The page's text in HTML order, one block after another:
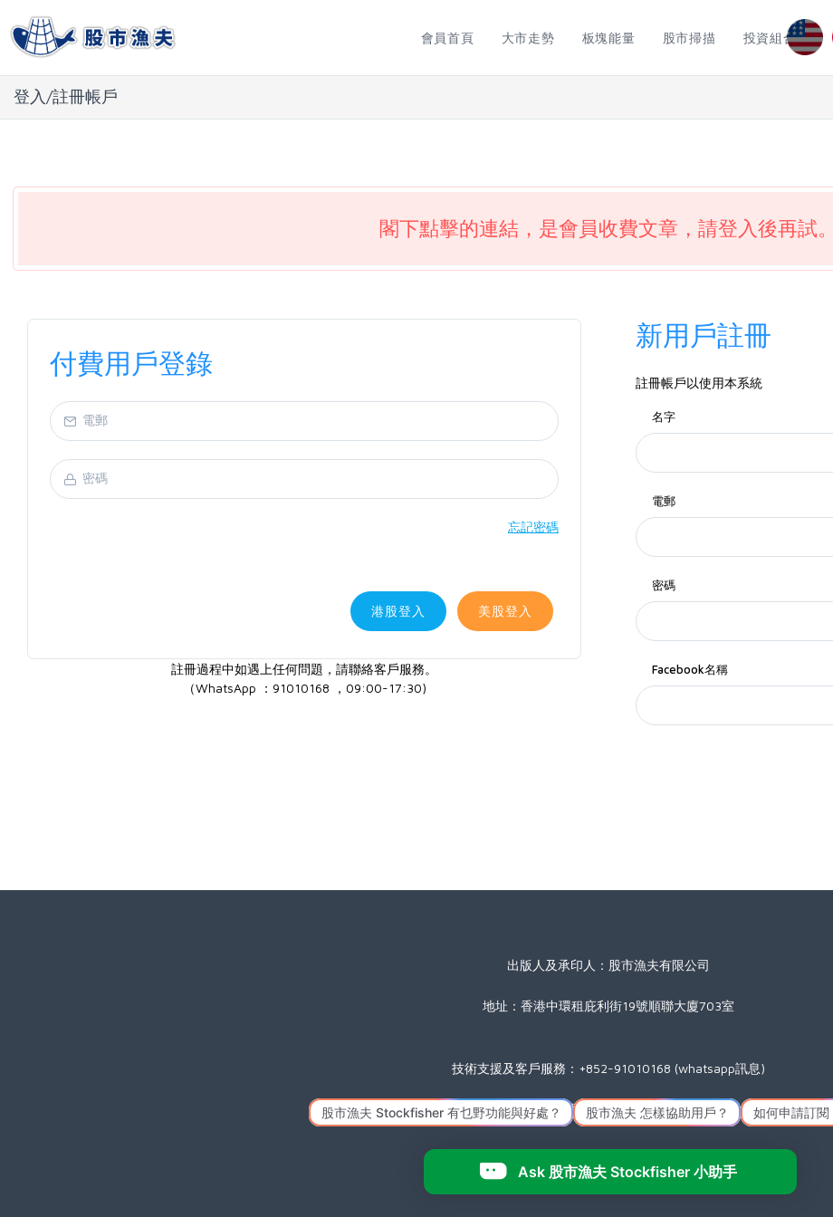
會員首頁 大市走勢 板塊能量 股市掃描 投資組合
登入/註冊帳戶
閣下點擊的連結，是會員收費文章，請登入後再試。
付費用戶登錄
忘記密碼
港股登入 美股登入
註冊過程中如遇上任何問題，請聯絡客戶服務。
（WhatsApp ：91010168 ，09:00-17:30)
新用戶註冊
註冊帳戶以使用本系統
名字
電郵
密碼
Facebook名稱
出版人及承印人：股市漁夫有限公司
地址：香港中環租庇利街19號順聯大廈703室
技術支援及客戶服務：+852-91010168 (whatsapp訊息)
星期一至五(公眾假期除外) 09:00 至 17:30
Icon made byFreepikfromwww.flaticon.com